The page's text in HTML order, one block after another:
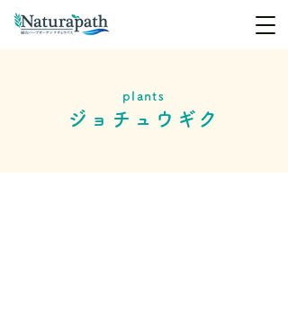
plants
ジョチュウギク